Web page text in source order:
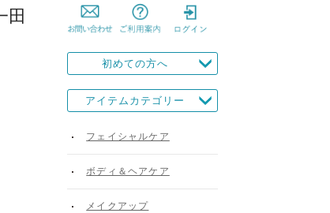
田
初めての方へ
アイテムカテゴリー
フェイシャルケア
ボディ＆ヘアケア
メイクアップ